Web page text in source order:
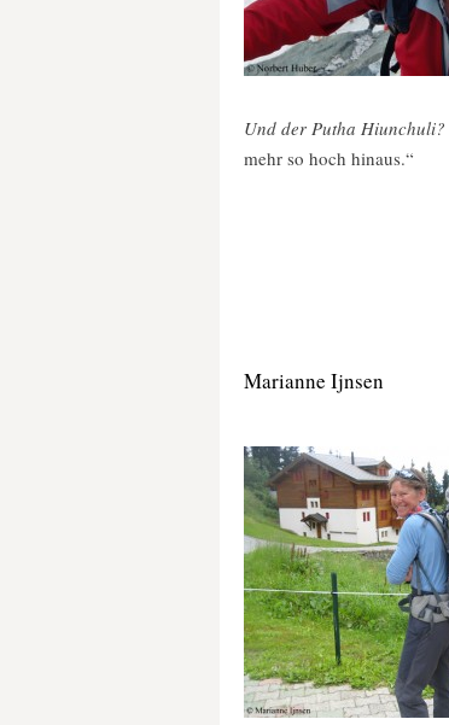
Und der Putha Hiunchuli?
mehr so hoch hinaus.“
Marianne Ijnsen